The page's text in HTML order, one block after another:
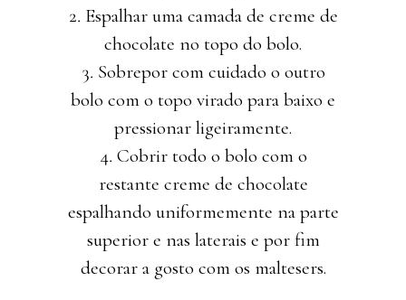
Espalhar uma camada de creme de
chocolate no topo do bolo.
Sobrepor com cuidado o outro
bolo com o topo virado para baixo e
pressionar ligeiramente.
Cobrir todo o bolo com o
restante creme de chocolate
espalhando uniformemente na parte
superior e nas laterais e por fim
decorar a gosto com os maltesers.